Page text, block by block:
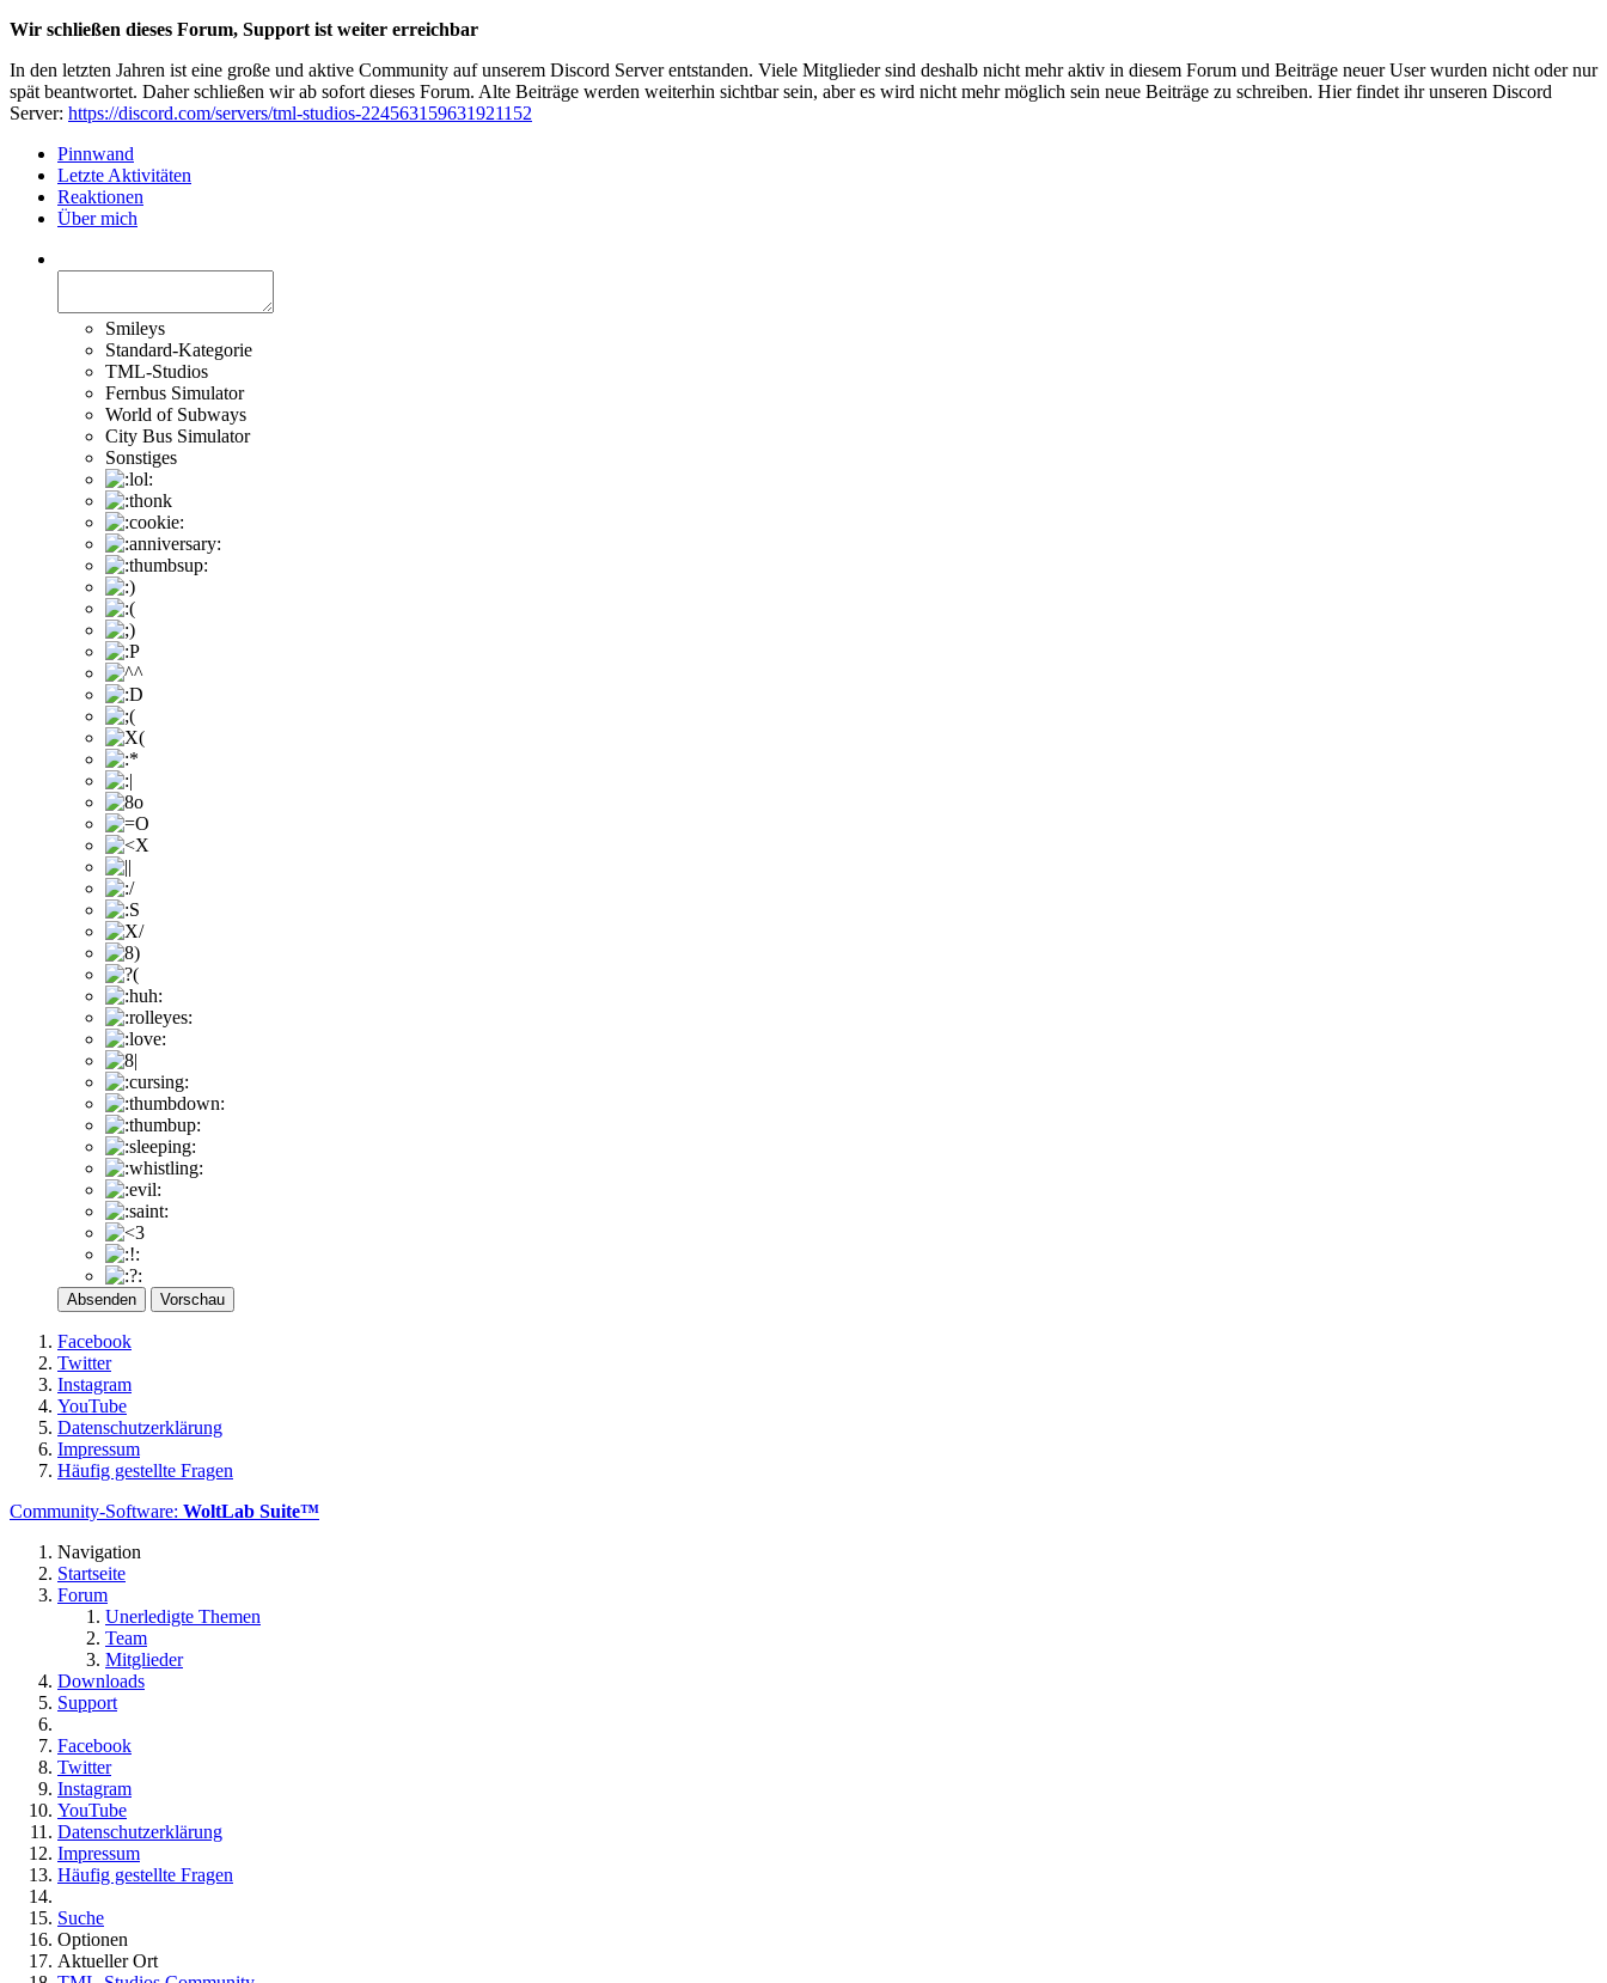
Wir schließen dieses Forum, Support ist weiter erreichbar
In den letzten Jahren ist eine große und aktive Community auf unserem Discord Server entstanden. Viele Mitglieder sind deshalb nicht mehr aktiv in diesem Forum und Beiträge neuer User wurden nicht oder nur
spät beantwortet. Daher schließen wir ab sofort dieses Forum. Alte Beiträge werden weiterhin sichtbar sein, aber es wird nicht mehr möglich sein neue Beiträge zu schreiben. Hier findet ihr unseren Discord
Server: https://discord.com/servers/tml-studios-224563159631921152
Pinnwand
Letzte Aktivitäten
Reaktionen
Über mich
Smileys
Standard-Kategorie
TML-Studios
Fernbus Simulator
World of Subways
City Bus Simulator
Sonstiges
Absenden Vorschau
Facebook
Twitter
Instagram
YouTube
Datenschutzerklärung
Impressum
Häufig gestellte Fragen
Community-Software: WoltLab Suite™
Navigation
Startseite
Forum
Unerledigte Themen
Team
Mitglieder
Downloads
Support
Facebook
Twitter
Instagram
YouTube
Datenschutzerklärung
Impressum
Häufig gestellte Fragen
Suche
Optionen
Aktueller Ort